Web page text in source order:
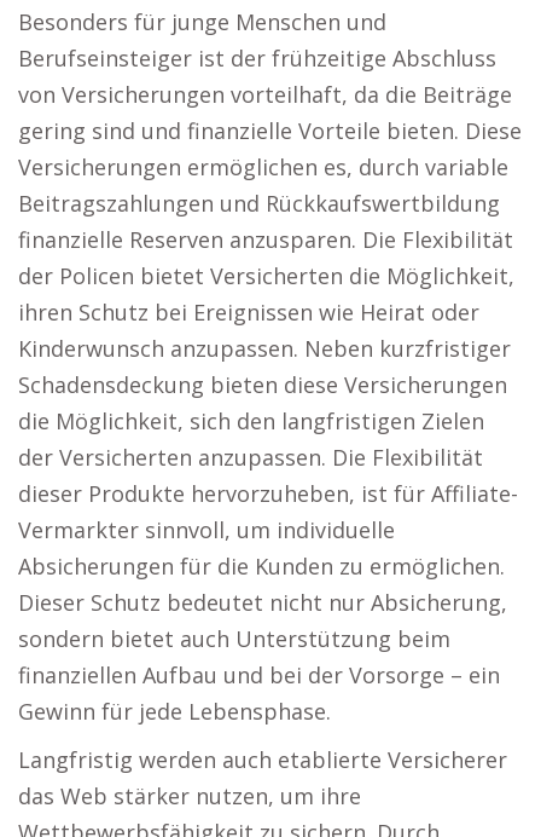
Besonders für junge Menschen und
Berufseinsteiger ist der frühzeitige Abschluss
von Versicherungen vorteilhaft, da die Beiträge
gering sind und finanzielle Vorteile bieten. Diese
Versicherungen ermöglichen es, durch variable
Beitragszahlungen und Rückkaufswertbildung
finanzielle Reserven anzusparen. Die Flexibilität
der Policen bietet Versicherten die Möglichkeit,
ihren Schutz bei Ereignissen wie Heirat oder
Kinderwunsch anzupassen. Neben kurzfristiger
Schadensdeckung bieten diese Versicherungen
die Möglichkeit, sich den langfristigen Zielen
der Versicherten anzupassen. Die Flexibilität
dieser Produkte hervorzuheben, ist für Affiliate-
Vermarkter sinnvoll, um individuelle
Absicherungen für die Kunden zu ermöglichen.
Dieser Schutz bedeutet nicht nur Absicherung,
sondern bietet auch Unterstützung beim
finanziellen Aufbau und bei der Vorsorge – ein
Gewinn für jede Lebensphase.
Langfristig werden auch etablierte Versicherer
das Web stärker nutzen, um ihre